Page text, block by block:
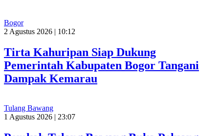
Bogor
2 Agustus 2026 | 10:12
Tirta Kahuripan Siap Dukung
Pemerintah Kabupaten Bogor Tangani
Dampak Kemarau
Tulang Bawang
1 Agustus 2026 | 23:07